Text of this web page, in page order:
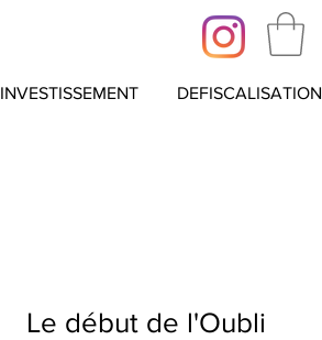
INVESTISSEMENT DEFISCALISATION
Le début de l'Oubli